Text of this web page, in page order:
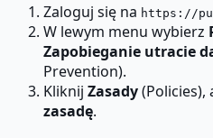
Zaloguj się na https://
W lewym menu wybierz
Zapobieganie utracie
Prevention).
Kliknij Zasady(Policies),
zasadę.